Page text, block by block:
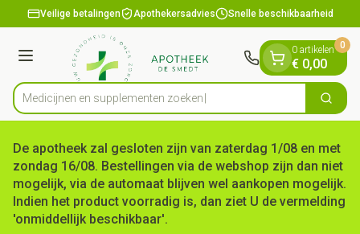
Ga naar de inhoud
1 van 1Veilige betalingen Apothekersadvies Snelle beschikbaarheid
Menu
Product, merk, categorie...
Medicijnen en sup Zoek
0 artikelen
€ 0,00
0
De apotheek zal gesloten zijn van zaterdag 1/08 en met
zondag 16/08. Bestellingen via de webshop zijn dan niet
mogelijk, via de automaat blijven wel aankopen mogelijk.
Indien het product voorradig is, dan ziet U de vermelding
'onmiddellijk beschikbaar'.